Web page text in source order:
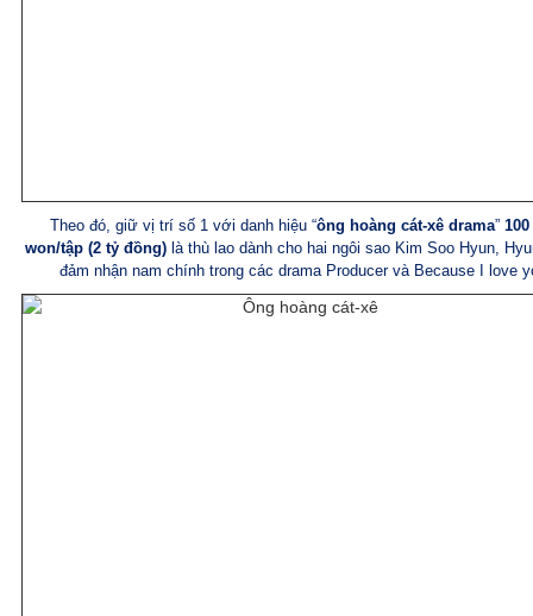
Theo đó, giữ vị trí số 1 với danh hiệu “ông hoàng cát-xê drama”
won/tập (2 tỷ đồng)là thù lao dành cho hai ngôi sao Kim Soo Hyun,
đảm nhận nam chính trong các drama Producer và Because I love